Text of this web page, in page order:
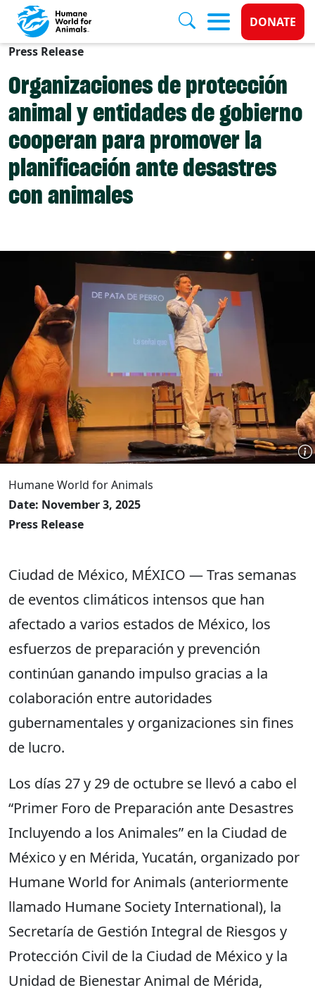
Skip to main content
Donate
DONATE
Press Release
Organizaciones de protección
animal y entidades de gobierno
cooperan para promover la
planificación ante desastres
con animales
Humane World for Animals
Date: November 3, 2025
Press Release
Ciudad de México, MÉXICO — Tras semanas
de eventos climáticos intensos que han
afectado a varios estados de México, los
esfuerzos de preparación y prevención
continúan ganando impulso gracias a la
colaboración entre autoridades
gubernamentales y organizaciones sin fines
de lucro.
Los días 27 y 29 de octubre se llevó a cabo el
“Primer Foro de Preparación ante Desastres
Incluyendo a los Animales” en la Ciudad de
México y en Mérida, Yucatán, organizado por
Humane World for Animals (anteriormente
llamado Humane Society International), la
Secretaría de Gestión Integral de Riesgos y
Protección Civil de la Ciudad de México y la
Unidad de Bienestar Animal de Mérida,